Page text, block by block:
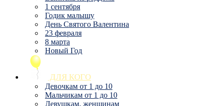
1 сентября
Годик малышу
День Святого Валентина
23 февраля
8 марта
Новый Год
ДЛЯ КОГО
Девочкам от 1 до 10
Мальчикам от 1 до 10
Девушкам, женщинам